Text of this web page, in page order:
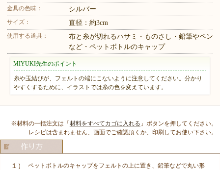
金具の色味： シルバー
サイズ： 直径：約3cm
使用する道具：
布と糸が切れるハサミ・ものさし・鉛筆やペン
など・ペットボトルのキャップ
MIYUKI先生のポイント
糸や玉結びが、フェルトの端にこないように注意してください。分かり
やすくするために、イラストでは糸の色を変えています。
※材料の一括注文は「材料をすべてカゴに入れる 」ボタンを押してください。
レシピは含まれません、画面でご確認頂くか、印刷してお使い下さい。
１）
ペットボトルのキャップをフェルトの上に置き、鉛筆などで丸い形